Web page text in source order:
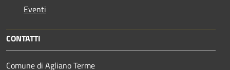
Eventi
CONTATTI
Comune di Agliano Terme